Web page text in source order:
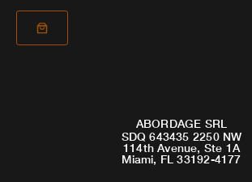
ABORDAGE SRL
SDQ 643435 2250 NW
114th Avenue, Ste 1A
Miami, FL 33192-4177